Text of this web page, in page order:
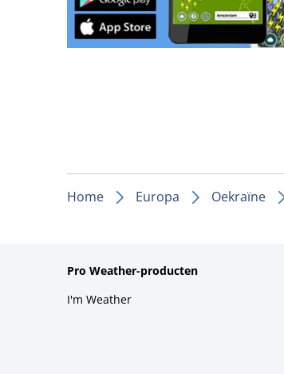
Home Europa Oekraïne
Pro Weather-producten
I'm Weather